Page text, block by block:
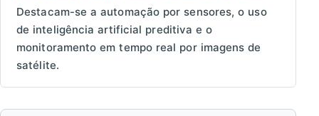
Destacam-se a automação por sensores, o uso
de inteligência artificial preditiva e o
monitoramento em tempo real por imagens de
satélite.